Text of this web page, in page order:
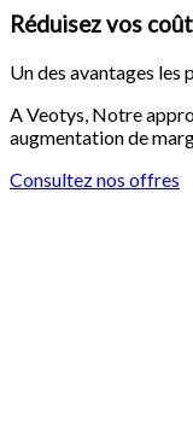
Réduisez vos
Un des avantages les
A Veotys, Notre
augmentation de
Consultez nos offres